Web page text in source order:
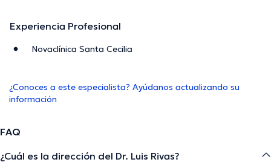
Experiencia Profesional
Novaclínica Santa Cecilia
¿Conoces a este especialista? Ayúdanos actualizando su
información
FAQ
¿Cuál es la dirección del Dr. Luis Rivas?